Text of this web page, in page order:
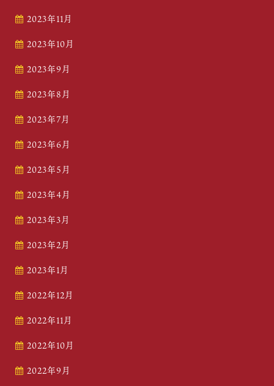
2023年11月
2023年10月
2023年9月
2023年8月
2023年7月
2023年6月
2023年5月
2023年4月
2023年3月
2023年2月
2023年1月
2022年12月
2022年11月
2022年10月
2022年9月